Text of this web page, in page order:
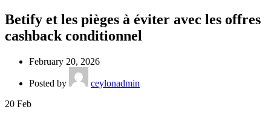
Betify et les pièges à éviter avec les offres
cashback conditionnel
February 20, 2026
Posted by
ceylonadmin
20 Feb